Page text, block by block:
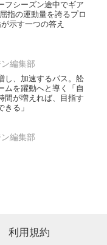
フシーズン途中でギア
指の運動量を誇るプロ
示す一つの答え
編集部
し、加速するパス。舩
ムを躍動へと導く「自
間が増えれば、目指す
きる」
編集部
利用規約